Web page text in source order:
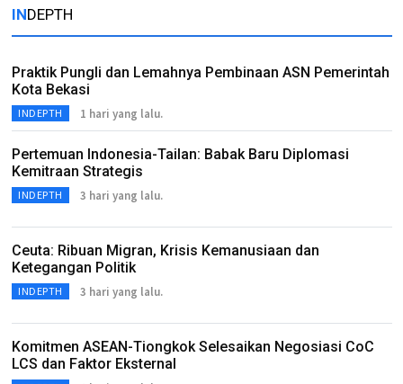
INDEPTH
Praktik Pungli dan Lemahnya Pembinaan ASN Pemerintah
Kota Bekasi
INDEPTH 1 hari yang lalu.
Pertemuan Indonesia-Tailan: Babak Baru Diplomasi
Kemitraan Strategis
INDEPTH 3 hari yang lalu.
Ceuta: Ribuan Migran, Krisis Kemanusiaan dan
Ketegangan Politik
INDEPTH 3 hari yang lalu.
Komitmen ASEAN-Tiongkok Selesaikan Negosiasi CoC
LCS dan Faktor Eksternal